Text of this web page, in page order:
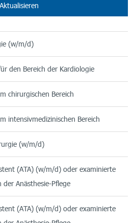
Aktualisieren
(w/m/d)
den Bereich der Kardiologie
chirurgischen Bereich
intensivmedizinischen Bereich
(w/m/d)
(ATA) (w/m/d) oder examinierte
Anästhesie-Pflege
(ATA) (w/m/d) oder examinierte